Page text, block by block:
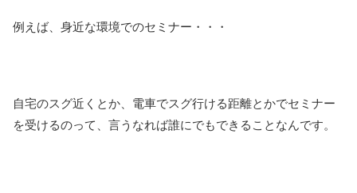
例えば、身近な環境でのセミナー・・・
自宅のスグ近くとか、電車でスグ行ける距離とかでセミナー
を受けるのって、言うなれば誰にでもできることなんです。